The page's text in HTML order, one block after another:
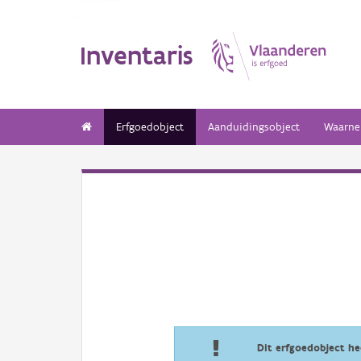
Inventaris
Erfgoedobject Aanduidingsobject
Dit erfgoedobject